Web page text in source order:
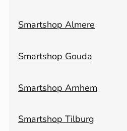
Smartshop Almere
Smartshop Gouda
Smartshop Arnhem
Smartshop Tilburg